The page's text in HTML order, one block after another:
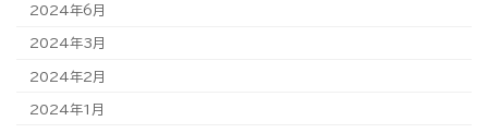
2024年6月
2024年3月
2024年2月
2024年1月